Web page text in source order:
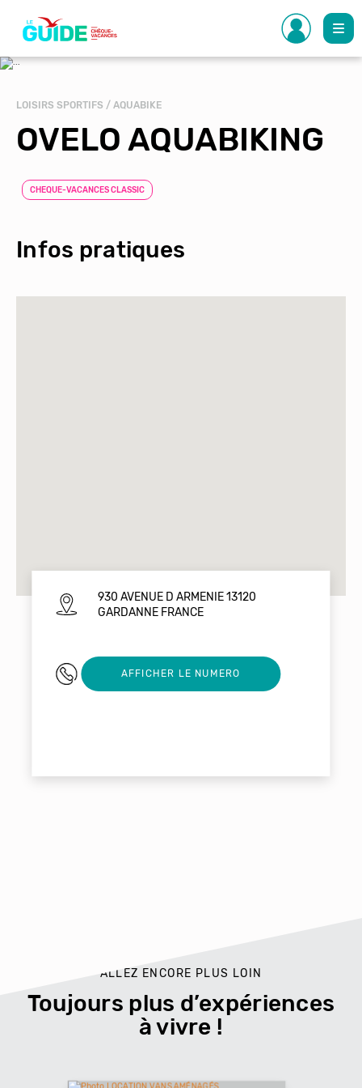
contenu
principal
LOISIRS SPORTIFS / AQUABIKE
OVELO AQUABIKING
CHEQUE-VACANCES CLASSIC
Infos pratiques
930 AVENUE D ARMENIE 13120
GARDANNE FRANCE
0442913870
AFFICHER LE NUMERO
ALLEZ ENCORE PLUS LOIN
Toujours plus d’expériences
à vivre !